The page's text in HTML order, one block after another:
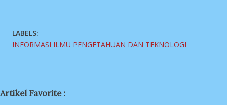
LABELS:
INFORMASI ILMU PENGETAHUAN DAN TEKNOLOGI
Artikel Favorite :